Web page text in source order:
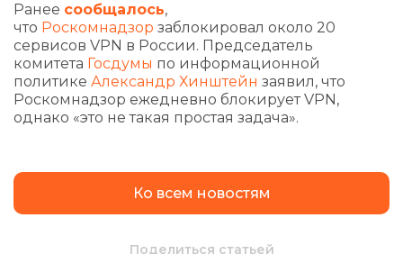
Ранее сообщалось,
что Роскомнадзор заблокировал около 20
сервисов VPN в России. Председатель
комитета Госдумы по информационной
политике Александр Хинштейн заявил, что
Роскомнадзор ежедневно блокирует VPN,
однако «это не такая простая задача».
Ко всем новостям
Поделиться статьей